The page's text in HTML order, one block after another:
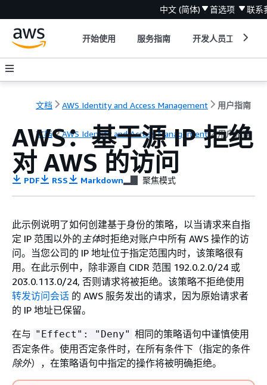
中文 (简体) 首选项 联系
开始使用 服务指南 开发人员工具
文档 AWS Identity and Access Management 用户指南
文档 AWS Identity and Access Management 用户指南
AWS：基于源 IP 拒绝
对 AWS 的访问
PDF RSS Markdown 聚焦模式
此示例说明了如何创建基于身份的策略，以当请求来自指
定 IP 范围以外的主体时拒绝对账户中所有 AWS 操作的访
问。当您公司的 IP 地址位于指定范围内时，该策略很有
用。在此示例中，除非源自 CIDR 范围 192.0.2.0/24 或
203.0.113.0/24, 否则请求将被拒绝。该策略不拒绝使用
转发访问会话 的 AWS 服务发出的请求，因为原始请求者
的 IP 地址已保留。
在与 "Effect": "Deny" 相同的策略语句中谨慎使用
否定条件。使用否定条件时，在所有条件下（指定的条件
除外），在策略语句中指定的操作将被明确拒绝。